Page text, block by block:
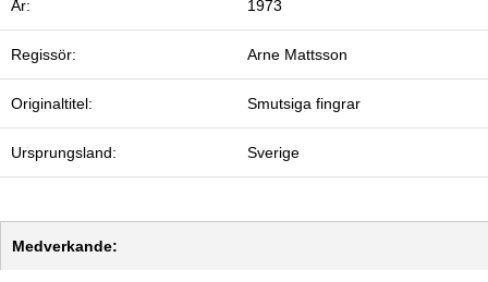
År: 1973
Regissör: Arne Mattsson
Originaltitel: Smutsiga fingrar
Ursprungsland: Sverige
Medverkande: